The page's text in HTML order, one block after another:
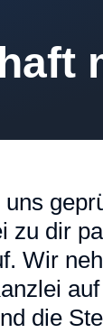
zu dir
Wir
die